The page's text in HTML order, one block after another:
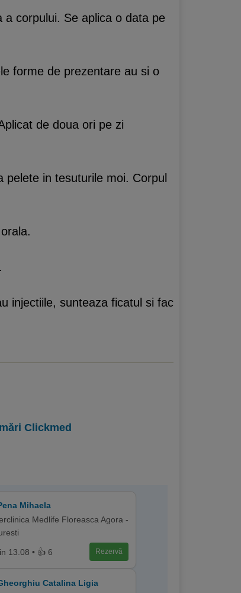
corpului. Se aplica o data pe
forme de prezentare au si o
de doua ori pe zi
pelete in tesuturile moi. Corpul
.
injectiile, sunteaza ficatul si fac
Clickmed
Mihaela
Medlife Floreasca Agora -
13.08 • 👍 6 Rezervă
Catalina Ligia